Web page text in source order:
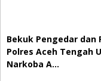
Bekuk Pengedar dan
Polres Aceh Tengah
Narkoba A…